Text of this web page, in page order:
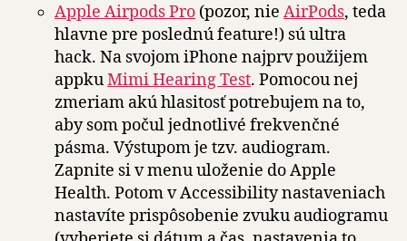
Apple Airpods Pro (pozor, nie AirPods, teda
hlavne pre poslednú feature!) sú ultra
hack. Na svojom iPhone najprv použijem
appkuMimi Hearing Test. Pomocou nej
zmeriam akú hlasitosť potrebujem na to,
aby som počul jednotlivé frekvenčné
pásma. Výstupom je tzv. audiogram.
Zapnite si v menu uloženie do Apple
Health. Potom v Accessibility nastaveniach
nastavíte prispôsobenie zvuku audiogramu